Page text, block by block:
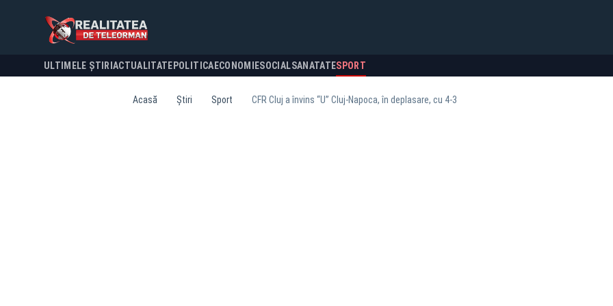
ULTIMELE ȘTIRI ACTUALITATE POLITICA ECONOMIESOCIALSANATATESPORT
Acasă Știri Sport CFR Cluj a învins “U” Cluj-Napoca, în deplasare, cu 4-3